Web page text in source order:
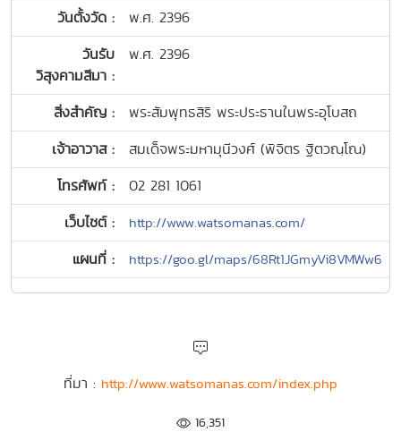
วันตั้งวัด :
พ.ศ. 2396
วันรับ
วิสุงคามสีมา :
พ.ศ. 2396
สิ่งสำคัญ :
พระสัมพุทธสิริ พระประธานในพระอุโบสถ
เจ้าอาวาส :
สมเด็จพระมหามุนีวงศ์ (พิจิตร ฐิตวณฺโณ)
โทรศัพท์ :
02 281 1061
เว็บไซต์ :
http://www.watsomanas.com/
แผนที่ : https://goo.gl/maps/68Rt1JGmyVi8VMWw6
ที่มา : http://www.watsomanas.com/index.php
16,351